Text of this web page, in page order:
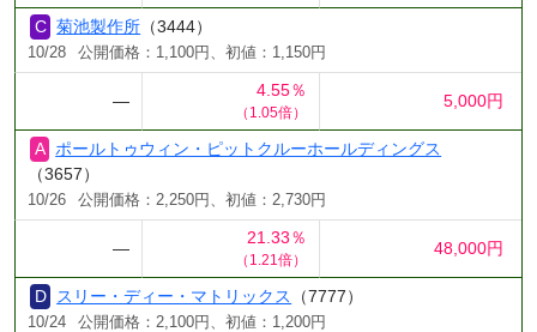
菊池製作所 （3444）
10/28 公開価格：1,100円、初値：1,150円
―
4.55％
（1.05倍）
5,000円
ポールトゥウィン・ピットクルーホールディングス
（3657）
10/26 公開価格：2,250円、初値：2,730円
―
21.33％
（1.21倍）
48,000円
スリー・ディー・マトリックス （7777）
10/24 公開価格：2,100円、初値：1,200円